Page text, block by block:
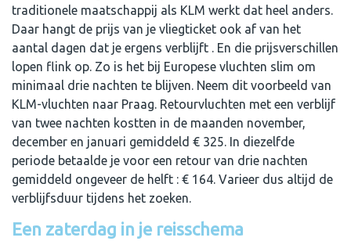
traditionele maatschappij als KLM werkt dat heel anders.
Daar hangt de prijs van je vliegticket ook af van het
aantal dagen dat je ergens verblijft . En die prijsverschillen
lopen flink op. Zo is het bij Europese vluchten slim om
minimaal drie nachten te blijven. Neem dit voorbeeld van
KLM-vluchten naar Praag. Retourvluchten met een verblijf
van twee nachten kostten in de maanden november,
december en januari gemiddeld € 325. In diezelfde
periode betaalde je voor een retour van drie nachten
gemiddeld ongeveer de helft : € 164. Varieer dus altijd de
verblijfsduur tijdens het zoeken.
Een zaterdag in je reisschema